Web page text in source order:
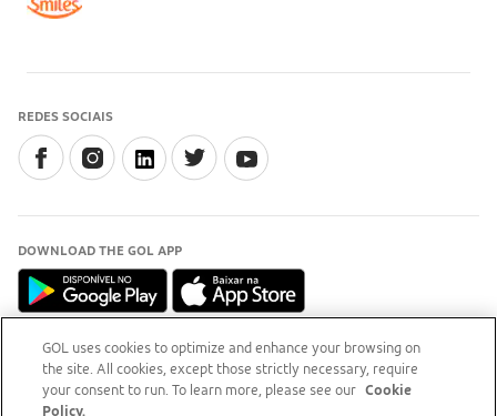
REDES SOCIAIS
DOWNLOAD THE GOL APP
INFORMAÇÃO
Para esclarecimentos, acesse o
GOL uses cookies to optimize and enhance your browsing on
the site. All cookies, except those strictly necessary, require
your consent to run. To learn more, please see our
Cookie
Policy.